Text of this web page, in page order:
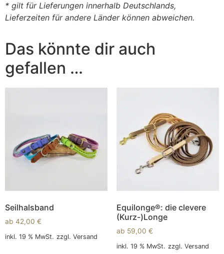
* gilt für Lieferungen innerhalb Deutschlands,
Lieferzeiten für andere Länder können abweichen.
Das könnte dir auch
gefallen …
Seilhalsband
ab 42,00 €
inkl. 19 % MwSt. zzgl. Versand
Equilonge®: die clevere
(Kurz-)Longe
ab 59,00 €
inkl. 19 % MwSt. zzgl. Versand